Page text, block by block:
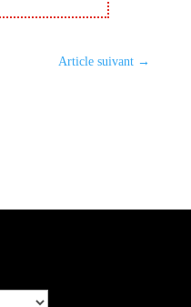
Article suivant →